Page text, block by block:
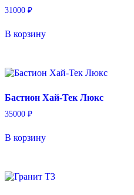
31000 ₽
В корзину
Бастион Хай-Тек Люкс
35000 ₽
В корзину